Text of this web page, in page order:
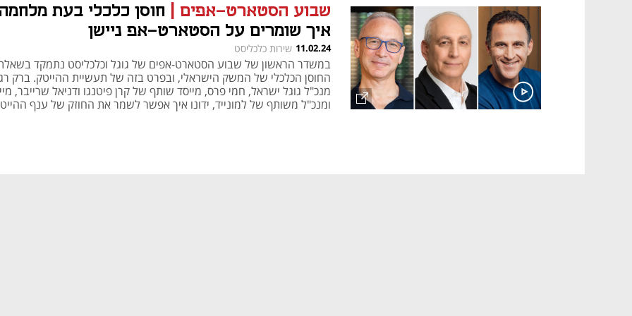
שבוע הסטארט-אפים
חוסן כלכלי בעת
איך שומרים על הסטארט-אפ ניישן
11.02.24 שירות כלכליסט
במשדר הראשון של שבוע הסטארט-אפים של גוגל וכלכליסט נתמקד
החוסן הכלכלי של המשק הישראלי, ובפרט בזה של תעשיית ההייטק. ברק
מנכ"ל גוגל ישראל, חמי פרס, מייסד שותף של קרן פיטנגו ודניאל שרייבר,
ומנכ"ל משותף של למונייד, ידונו איך אפשר לשמר את החוזק של ענף